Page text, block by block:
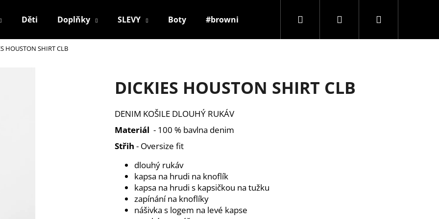
Děti Doplňky SLEVY Boty #brownisthenewblack Kamenná prodejna
Hledat PřihlášeníNákupní
HOUSTON SHIRT CLB
DICKIES HOUSTON SHIRT CLB
DENIM KOŠILE DLOUHÝ RUKÁV
Materiál - 100 % bavlna denim
Střih - Oversize fit
dlouhý rukáv
kapsa na hrudi na knoflík
kapsa na hrudi s kapsičkou na tužku
zapínání na knoflíky
nášivka s logem na levé kapse
Co potřebujete najít?
HLEDAT